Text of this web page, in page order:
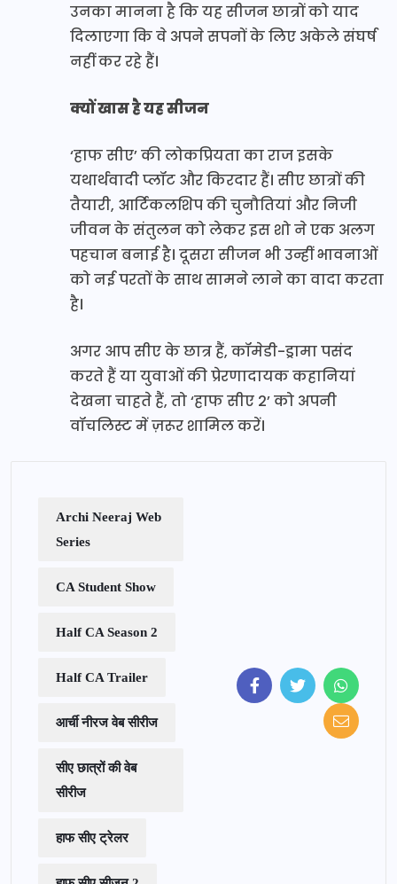
उनका मानना है कि यह सीजन छात्रों को याद
दिलाएगा कि वे अपने सपनों के लिए अकेले संघर्ष
नहीं कर रहे हैं।
क्यों खास है यह सीजन
‘हाफ सीए’ की लोकप्रियता का राज इसके
यथार्थवादी प्लॉट और किरदार हैं। सीए छात्रों की
तैयारी, आर्टिकलशिप की चुनौतियां और निजी
जीवन के संतुलन को लेकर इस शो ने एक अलग
पहचान बनाई है। दूसरा सीजन भी उन्हीं भावनाओं
को नई परतों के साथ सामने लाने का वादा करता
है।
अगर आप सीए के छात्र हैं, कॉमेडी-ड्रामा पसंद
करते हैं या युवाओं की प्रेरणादायक कहानियां
देखना चाहते हैं, तो ‘हाफ सीए 2’ को अपनी
वॉचलिस्ट में ज़रूर शामिल करें।
Archi Neeraj Web
Series
CA Student Show
Half CA Season 2
Half CA Trailer
आर्ची नीरज वेब सीरीज
सीए छात्रों की वेब
सीरीज
हाफ सीए ट्रेलर